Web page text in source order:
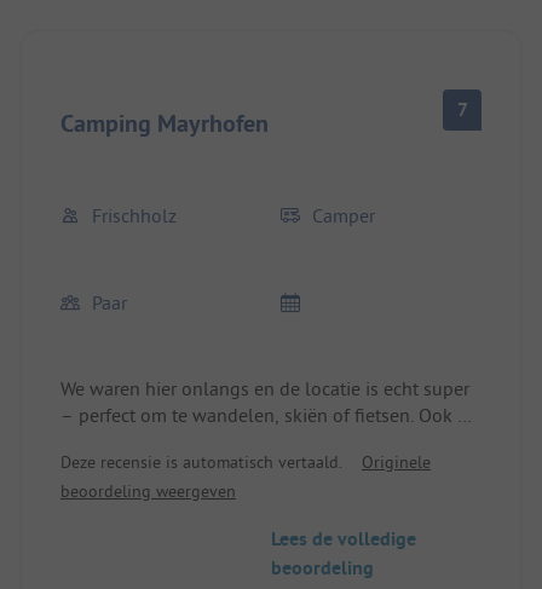
Camping Mayrhofen 7
Frischholz Camper
Paar
We waren hier onlangs en de locatie is echt super
– perfect om te wandelen, skiën of fietsen. Ook de
pluspunt. De sanitaire voorzieningen zijn modern
en mooi ontworpen, echter was de netheid niet
verbetering. Al met al een goed gelegen plek met
een paar kleine tekortkomingen.
Deze recensie is automatisch vertaald.
Originele
beoordeling weergeven
Lees de volledige
beoordeling